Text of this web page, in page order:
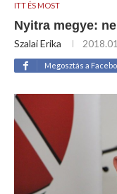
ITT ÉS MOST
Nyitra megye:
Szalai Erika
Megosztás a